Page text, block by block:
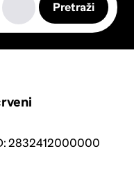
Pretraži
2832412000000